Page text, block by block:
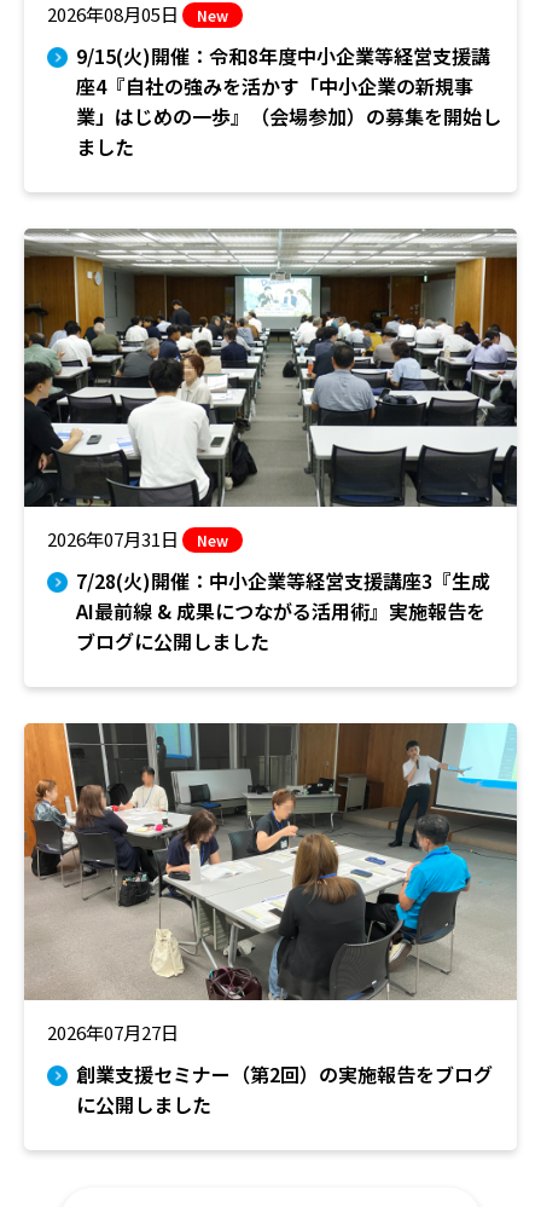
2026年08月05日 New
9/15(火)開催：令和8年度中小企業等経営支援講
座4『自社の強みを活かす「中小企業の新規事
業」はじめの一歩』（会場参加）の募集を開始し
ました
2026年07月31日 New
7/28(火)開催：中小企業等経営支援講座3『生成
AI最前線 & 成果につながる活用術』実施報告を
ブログに公開しました
2026年07月27日
創業支援セミナー（第2回）の実施報告をブログ
に公開しました